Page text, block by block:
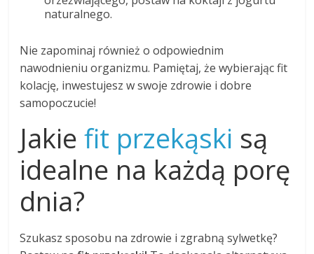
naturalnego.
Nie zapominaj również o odpowiednim
nawodnieniu organizmu. Pamiętaj, że wybierając fit
kolację, inwestujesz w swoje zdrowie i dobre
samopoczucie!
Jakiefit przekąski są
idealne na każdą porę
dnia?
Szukasz sposobu na zdrowie i zgrabną sylwetkę?